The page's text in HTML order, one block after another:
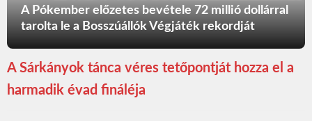
A Pókember előzetes bevétele 72 millió dollárral
tarolta le a Bosszúállók Végjáték rekordját
A Sárkányok tánca véres tetőpontját hozza el a
harmadik évad fináléja